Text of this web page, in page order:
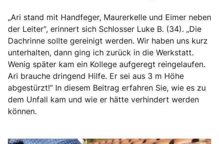
„Ari stand mit Handfeger, Maurerkelle und Eimer neben
der Leiter“, erinnert sich Schlosser Luke B. (34). „Die
Dachrinne sollte gereinigt werden. Wir haben uns kurz
unterhalten, dann ging ich zurück in die Werkstatt.
Wenig später kam ein Kollege aufgeregt reingelaufen.
Ari brauche dringend Hilfe. Er sei aus 3 m Höhe
abgestürzt!“ In diesem Beitrag erfahren Sie, wie es zu
dem Unfall kam und wie er hätte verhindert werden
können.